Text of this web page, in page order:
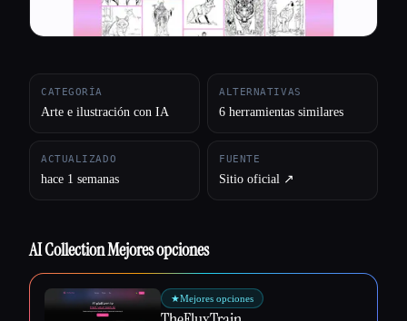
CATEGORÍA
Arte e ilustración con IA
ALTERNATIVAS
6 herramientas similares
ACTUALIZADO
hace 1 semanas
FUENTE
Sitio oficial ↗︎
AI Collection Mejores opciones
★Mejores opciones